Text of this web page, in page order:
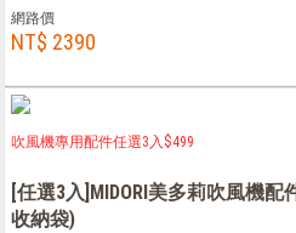
網路價
NT$ 2390
吹風機專用配件任選3入$499
[任選3入]MIDORI美多莉吹風機配
收納袋)